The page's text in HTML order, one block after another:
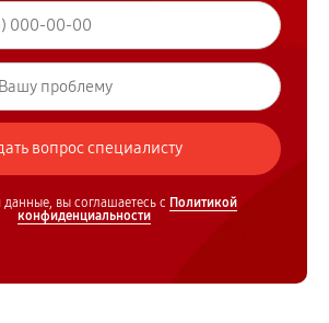
данные, вы соглашаетесь с Политикой
конфиденциальности